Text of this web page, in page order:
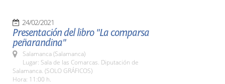
24/02/2021
Presentación del libro "La comparsa
peñarandina"
Salamanca (Salamanca)
Lugar: Sala de las Comarcas. Diputación de
Salamanca. (SOLO GRÁFICOS)
Hora: 11:00 h.